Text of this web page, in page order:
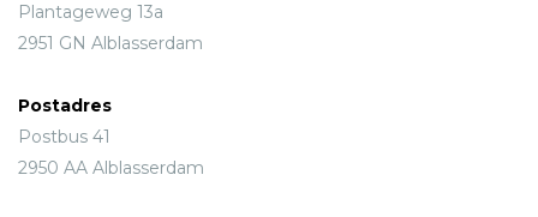
Plantageweg 13a
2951 GN Alblasserdam
Postadres
Postbus 41
2950 AA Alblasserdam